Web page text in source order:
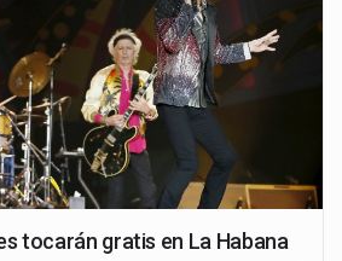
tocarán gratis en La Habana